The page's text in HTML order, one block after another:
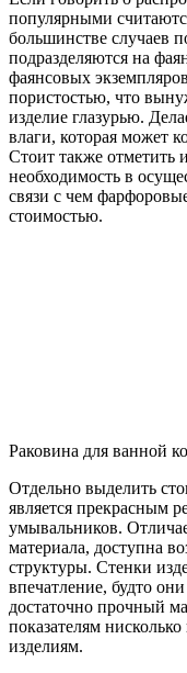
популярными
большинстве случаев
подразделяются на
фаянсовых
пористостью, что
изделие глазурью.
влаги, которая может
Стоит также отметить
необходимость в
связи с чем
стоимостью.
Раковина для ванной
Отдельно выделить
является прекрасным
умывальников.
материала, доступна
структуры. Стенки
впечатление, будто
достаточно прочный
показателям
изделиям.